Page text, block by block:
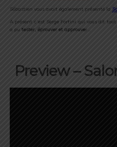
Sébastien vous avait également présenté la
A présent c’est Serge Fortini qui vous dit tout
a pu tester, éprouver et approuver…
Preview –